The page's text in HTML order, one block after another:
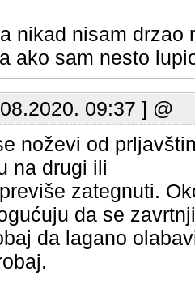
nikad nisam
ako sam nesto
09:37 ] @
noževi od
na drugi ili
zategnuti.
da se
da lagano